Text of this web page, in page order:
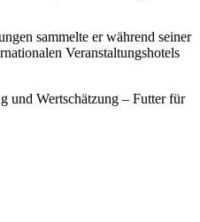
sammelte er während seiner
Veranstaltungshotels
und Wertschätzung – Futter für